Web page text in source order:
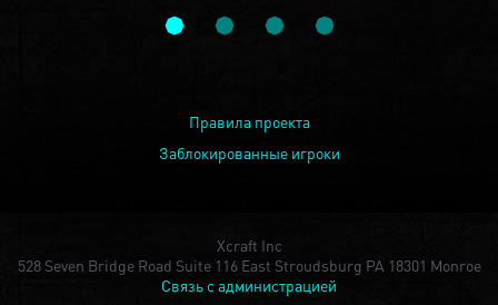
Правила проекта
Заблокированные игроки
Xcraft Inc
528 Seven Bridge Road Suite 116 East Stroudsburg PA 18301 Monroe
Связь с администрацией